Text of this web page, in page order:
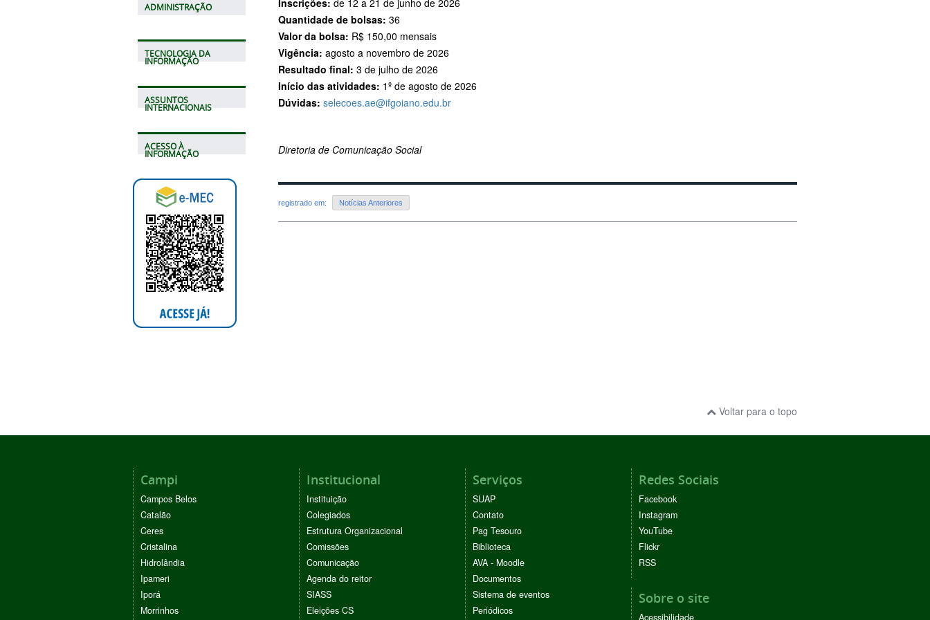
ADMINISTRAÇÃO
TECNOLOGIA DA
INFORMAÇÃO
ASSUNTOS
INTERNACIONAIS
ACESSO À
INFORMAÇÃO
Inscrições: de 12 a 21 de junho de 2026
Quantidade de bolsas: 36
Valor da bolsa: R$ 150,00 mensais
Vigência: agosto a novembro de 2026
Resultado final: 3 de julho de 2026
Início das atividades: 1º de agosto de 2026
Dúvidas: selecoes.ae@ifgoiano.edu.br
Diretoria de Comunicação Social
registrado em: Notícias Anteriores
Voltar para o topo
Campi
Campos Belos
Catalão
Ceres
Cristalina
Hidrolândia
Ipameri
Iporá
Morrinhos
Institucional
Instituição
Colegiados
Estrutura Organizacional
Comissões
Comunicação
Agenda do reitor
SIASS
Eleições CS
Serviços
SUAP
Contato
Pag Tesouro
Biblioteca
AVA - Moodle
Documentos
Sistema de eventos
Periódicos
Redes Sociais
Facebook
Instagram
YouTube
Flickr
RSS
Sobre o site